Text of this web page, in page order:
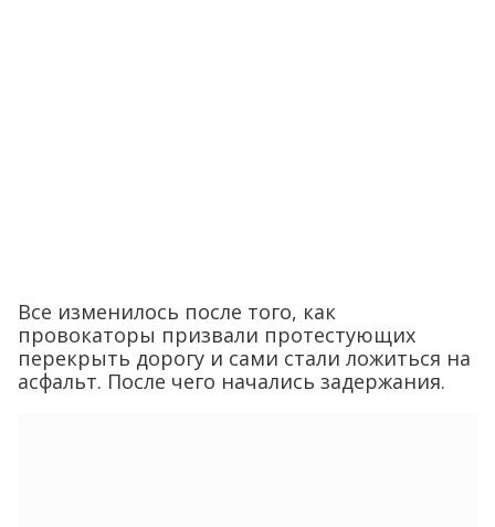
Все изменилось после того, как
провокаторы призвали протестующих
перекрыть дорогу и сами стали ложиться на
асфальт. После чего начались задержания.